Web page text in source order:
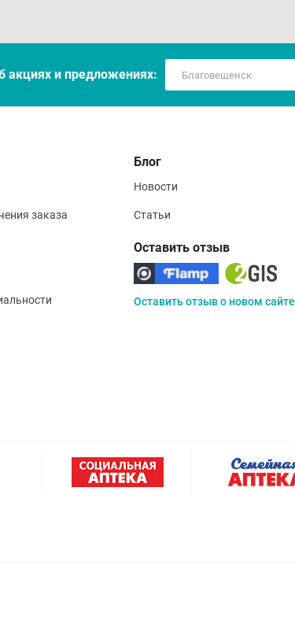
принимать 1-2 капсулы в день,
в недоступном для детей месте при
акцияx и предложениях:
заказа
Блог
Новости
Статьи
Оставить отзыв
Оставить отзыв о новом сайте